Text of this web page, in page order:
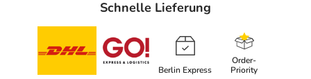
Schnelle Lieferung
Berlin Express
Order-
Priority